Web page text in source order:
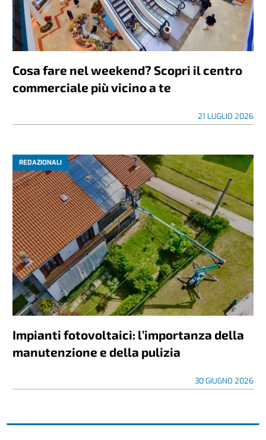
Cosa fare nel weekend? Scopri il centro
commerciale più vicino a te
21 LUGLIO 2026
REDAZIONALI
Impianti fotovoltaici: l’importanza della
manutenzione e della pulizia
30 GIUGNO 2026